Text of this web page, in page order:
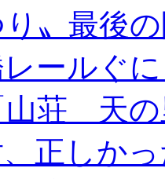
〟最後
ールぐ
山荘 天の
、正しか